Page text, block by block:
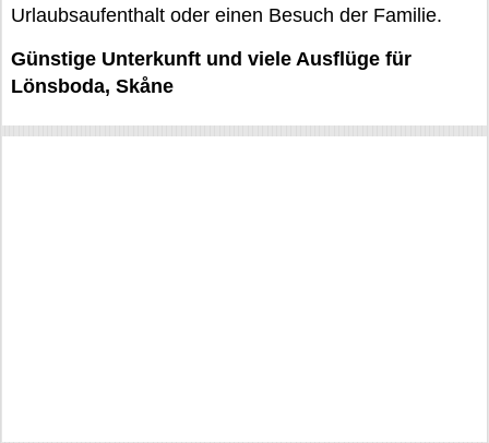
Urlaubsaufenthalt oder einen Besuch der Familie.
Günstige Unterkunft und viele Ausflüge für
Lönsboda, Skåne